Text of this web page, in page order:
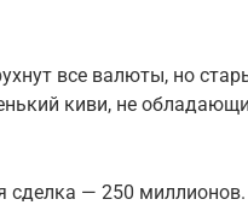
все валюты, но
киви, не
— 250